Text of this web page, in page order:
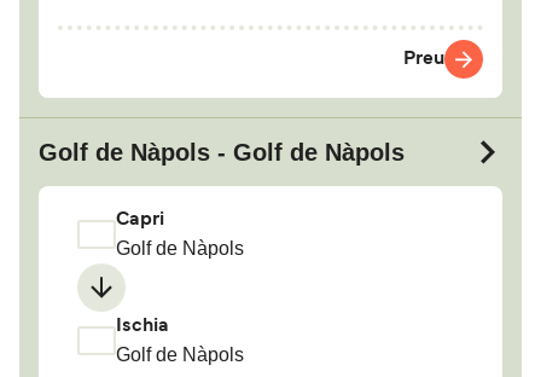
Preu
Golf de Nàpols - Golf de Nàpols
Capri
Golf de Nàpols
Ischia
Golf de Nàpols